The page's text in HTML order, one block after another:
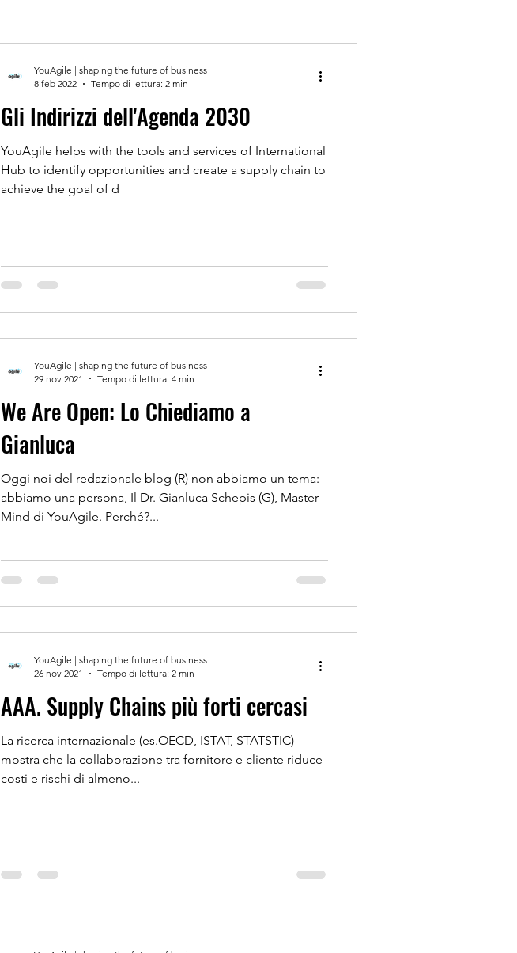
Gli Indirizzi dell'Agenda 2030
YouAgile helps with the tools and services of International
Hub to identify opportunities and create a supply chain to
achieve the goal of d
YouAgile | shaping the future of business
8 feb 2022
Tempo di lettura: 2 min
We Are Open: Lo Chiediamo a
Gianluca
Oggi noi del redazionale blog (R) non abbiamo un tema:
abbiamo una persona, Il Dr. Gianluca Schepis (G), Master
Mind di YouAgile. Perché?...
YouAgile | shaping the future of business
29 nov 2021
Tempo di lettura: 4 min
AAA. Supply Chains più forti cercasi
La ricerca internazionale (es.OECD, ISTAT, STATSTIC)
mostra che la collaborazione tra fornitore e cliente riduce
costi e rischi di almeno...
YouAgile | shaping the future of business
26 nov 2021
Tempo di lettura: 2 min